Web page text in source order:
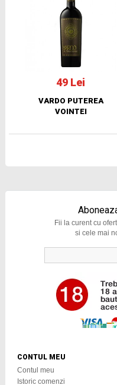
49 Lei
VARDO PUTEREA
VOINTEI
Fii la curent cu
si cele mai
CONTUL MEU
Contul meu
Istoric comenzi